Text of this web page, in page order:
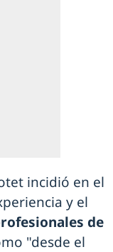
incidió en el
y el
de
"desde el